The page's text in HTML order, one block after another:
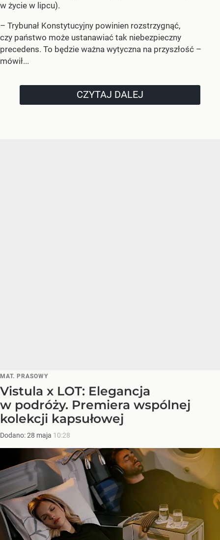
w życie w lipcu).
– Trybunał Konstytucyjny powinien rozstrzygnąć,
czy państwo może ustanawiać tak niebezpieczny
precedens. To będzie ważna wytyczna na przyszłość –
mówił...
CZYTAJ DALEJ
MAT. PRASOWY
Vistula x LOT: Elegancja
w podróży. Premiera wspólnej
kolekcji kapsułowej
Dodano:28 maja 10:28